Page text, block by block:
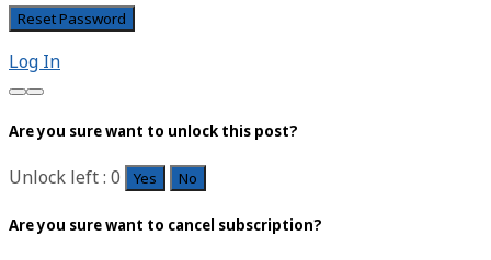
Log In
Are you sure want to unlock this post?
Unlock left : 0 Yes No
Are you sure want to cancel subscription?